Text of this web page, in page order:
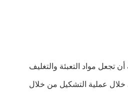
تجعل مواد التعبئة والتغليف
خلال عملية التشكيل من خلال